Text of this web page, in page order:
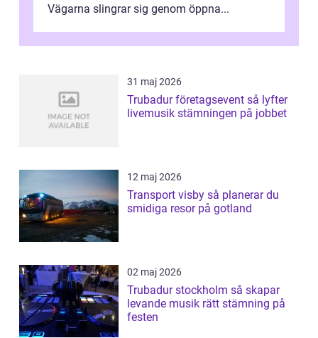
Vägarna slingrar sig genom öppna...
31 maj 2026
Trubadur företagsevent så lyfter
livemusik stämningen på jobbet
12 maj 2026
Transport visby så planerar du
smidiga resor på gotland
02 maj 2026
Trubadur stockholm så skapar
levande musik rätt stämning på
festen